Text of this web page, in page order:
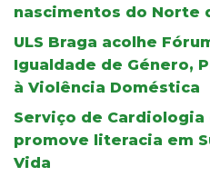
nascimentos do Norte
ULS Braga acolhe
Igualdade de Género,
à Violência Doméstica
Serviço de Cardiologia
promove literacia em
Vida